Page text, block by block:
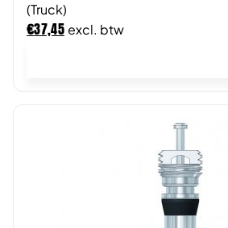
(Truck)
€37,45 excl. btw